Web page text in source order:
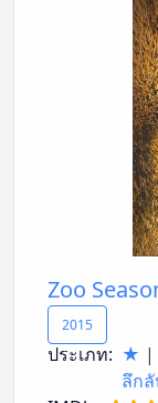
Zoo
2015
ประเภท: ★ |
ลึก